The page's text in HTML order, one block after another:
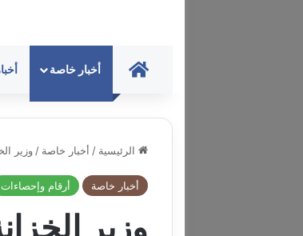
HOMEأخبار خاصة
الرئيسية / أخبار خاصة / وزير
أخبار خاصة أرقام وإحصاءات
وزير